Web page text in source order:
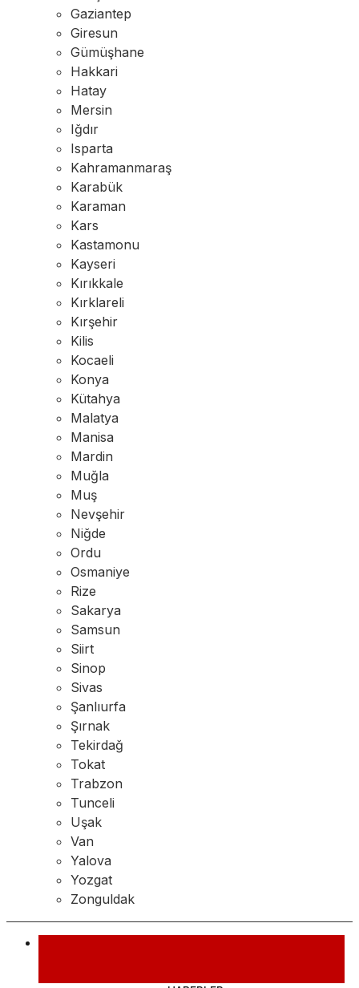
Gaziantep
Giresun
Gümüşhane
Hakkari
Hatay
Mersin
Iğdır
Isparta
Kahramanmaraş
Karabük
Karaman
Kars
Kastamonu
Kayseri
Kırıkkale
Kırklareli
Kırşehir
Kilis
Kocaeli
Konya
Kütahya
Malatya
Manisa
Mardin
Muğla
Muş
Nevşehir
Niğde
Ordu
Osmaniye
Rize
Sakarya
Samsun
Siirt
Sinop
Sivas
Şanlıurfa
Şırnak
Tekirdağ
Tokat
Trabzon
Tunceli
Uşak
Van
Yalova
Yozgat
Zonguldak